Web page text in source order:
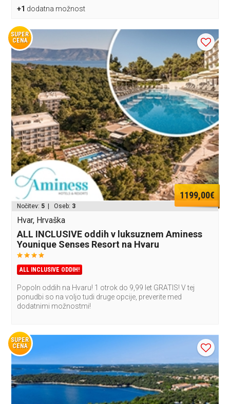
+1 dodatna možnost
SUPER
CENA
1199,00€
Nočitev: 5 | Oseb: 3
Hvar, Hrvaška
ALL INCLUSIVE oddih v luksuznem Aminess
Younique Senses Resort na Hvaru
ALL INCLUSIVE ODDIH!
Popoln oddih na Hvaru! 1 otrok do 9,99 let GRATIS! V tej
ponudbi so na voljo tudi druge opcije, preverite med
dodatnimi možnostmi!
SUPER
CENA